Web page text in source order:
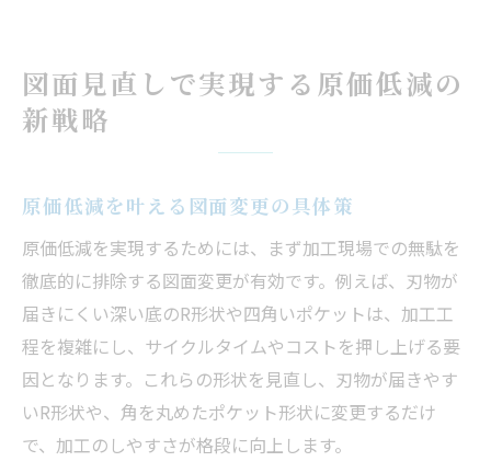
原価低減を意識した形状変更の基本
形状最適化がもたらす原価低減効果
原価低減を支える形状変更の工夫例
現場改革なら工法転換とVEC活用が鍵
工法転換による原価低減の現場事例
VEC活用が導く原価低減の実効性
原価低減を支える工法選択の基準
工法転換と原価低減の相乗効果とは
図面見直しで実現する原価低減の
新戦略
原価低減を叶える図面変更の具体策
原価低減を実現するためには、まず加工現場での無駄を
徹底的に排除する図面変更が有効です。例えば、刃物が
届きにくい深い底のR形状や四角いポケットは、加工工
程を複雑にし、サイクルタイムやコストを押し上げる要
因となります。これらの形状を見直し、刃物が届きやす
いR形状や、角を丸めたポケット形状に変更するだけ
で、加工のしやすさが格段に向上します。